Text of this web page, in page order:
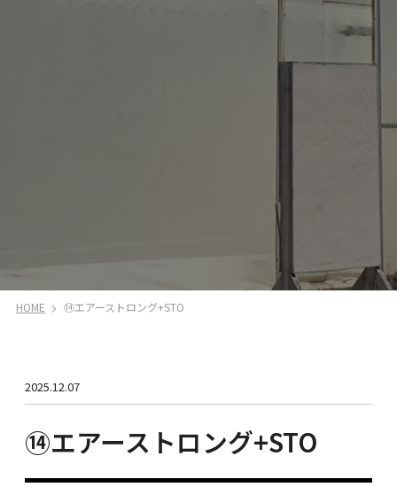
HOME ⑭エアーストロング+STO
2025.12.07
⑭エアーストロング+STO